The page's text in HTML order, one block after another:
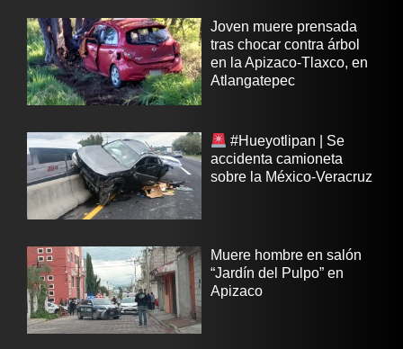
Joven muere prensada
tras chocar contra árbol
en la Apizaco-Tlaxco, en
Atlangatepec
#Hueyotlipan | Se
accidenta camioneta
sobre la México-Veracruz
Muere hombre en salón
“Jardín del Pulpo” en
Apizaco